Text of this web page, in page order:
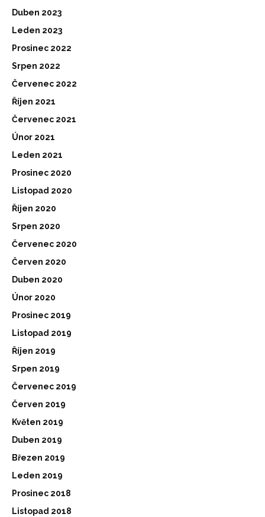
Duben 2023
Leden 2023
Prosinec 2022
Srpen 2022
Červenec 2022
Říjen 2021
Červenec 2021
Únor 2021
Leden 2021
Prosinec 2020
Listopad 2020
Říjen 2020
Srpen 2020
Červenec 2020
Červen 2020
Duben 2020
Únor 2020
Prosinec 2019
Listopad 2019
Říjen 2019
Srpen 2019
Červenec 2019
Červen 2019
Květen 2019
Duben 2019
Březen 2019
Leden 2019
Prosinec 2018
Listopad 2018